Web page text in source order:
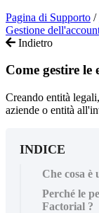
Pagina di Supporto /
Gestione
Indietro
Come gestire
Creando entità
aziende o entità
INDICE
Che cosa è
Perché le
Factorial ?